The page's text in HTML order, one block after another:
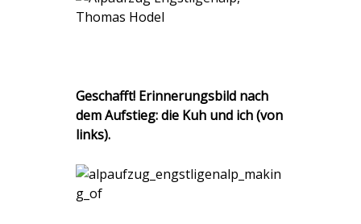
Geschafft! Erinnerungsbild nach
dem Aufstieg: die Kuh und ich (von
links).